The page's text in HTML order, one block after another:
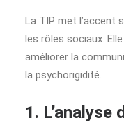
La TIP met l’accent
les rôles sociaux.
améliorer la
la psychorigidité.
1.